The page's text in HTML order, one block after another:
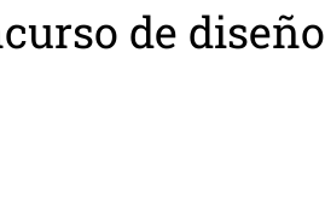
de diseño